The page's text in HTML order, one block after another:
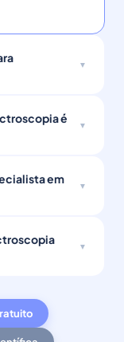
é
em